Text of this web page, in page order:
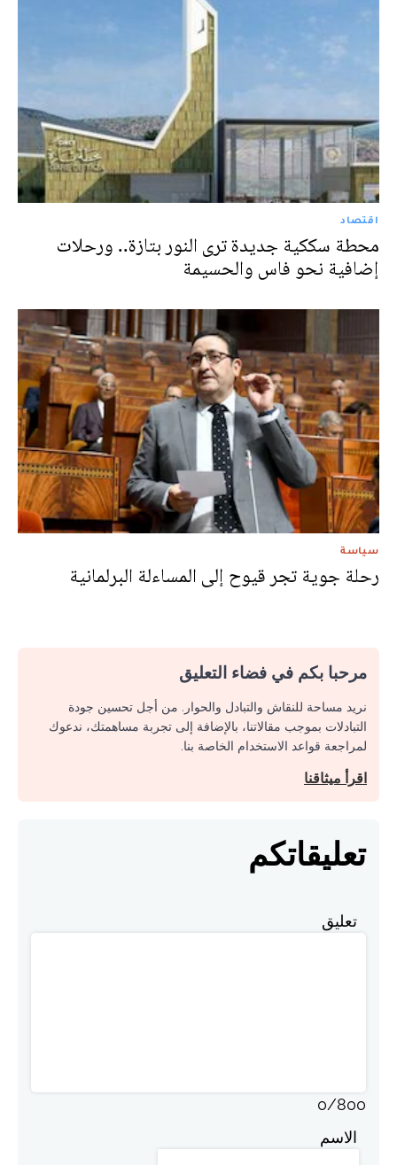
اقتصاد
محطة سككية جديدة ترى النور بتازة.. ورحلات
إضافية نحو فاس والحسيمة‎
سياسة
رحلة جوية تجر قيوح إلى المساءلة البرلمانية
مرحبا بكم في فضاء التعليق
نريد مساحة للنقاش والتبادل والحوار. من أجل تحسين جودة
التبادلات بموجب مقالاتنا، بالإضافة إلى تجربة مساهمتك، ندعوك
لمراجعة قواعد الاستخدام الخاصة بنا.
اقرأ ميثاقنا
تعليقاتكم
تعليق
0/800
الاسم